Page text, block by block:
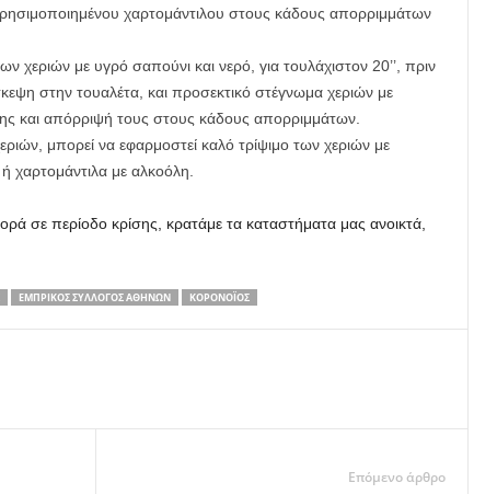
χαρτομάντιλου στους κάδους απορριμμάτων
χεριών με υγρό σαπούνι και νερό, για τουλάχιστον 20’’, πριν
στην τουαλέτα, και προσεκτικό στέγνωμα χεριών με
και απόρριψή τους στους κάδους απορριμμάτων.
μπορεί να εφαρμοστεί καλό τρίψιμο των χεριών με
χαρτομάντιλα με αλκοόλη.
σε περίοδο κρίσης, κρατάμε τα καταστήματα μας ανοικτά,
ΕΜΠΡΙΚΟΣ ΣΥΛΛΟΓΟΣ ΑΘΗΝΩΝ ΚΟΡΟΝΟΪΟΣ
Επόμενο άρθρο